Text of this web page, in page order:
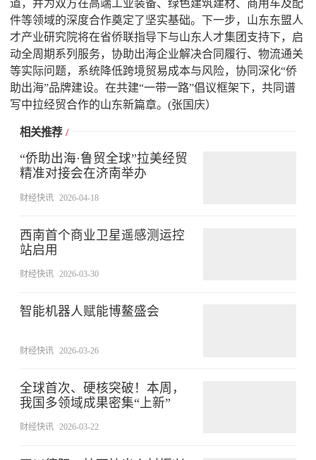
道，并为双方在高端工业装备、绿色建筑建材、商用车及配
件等领域的深度合作奠定了坚实基础。下一步，山东东盟人
才产业研究院将在省侨联指导下与山东人才集团支持下，启
动全周期系列服务，协助出海企业解决合同履行、物流通关
等实际问题，系统降低跨境贸易成本与风险，协同深化“侨
助出海”品牌建设。在共建“一带一路”倡议框架下，共同谱
写中拉经贸合作的山东新篇章。(张国庆）
相关推荐 /
“侨助出海·鲁贸全球”拉美经贸
精准对接会在济南举办
财经快讯 2026-04-18
西南首个商业卫星遥感测运控
站启用
财经快讯 2026-03-30
智能机器人赋能博鳌盛会
财经快讯 2026-03-26
全球首次、硬核突破！本周，
我国多领域成果密集“上新”
财经快讯 2026-03-22